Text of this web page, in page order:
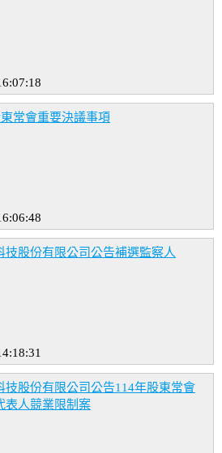
常會重要決議事項
股份有限公司公告補選監察人
技股份有限公司公告114年股東常會
表人競業限制案